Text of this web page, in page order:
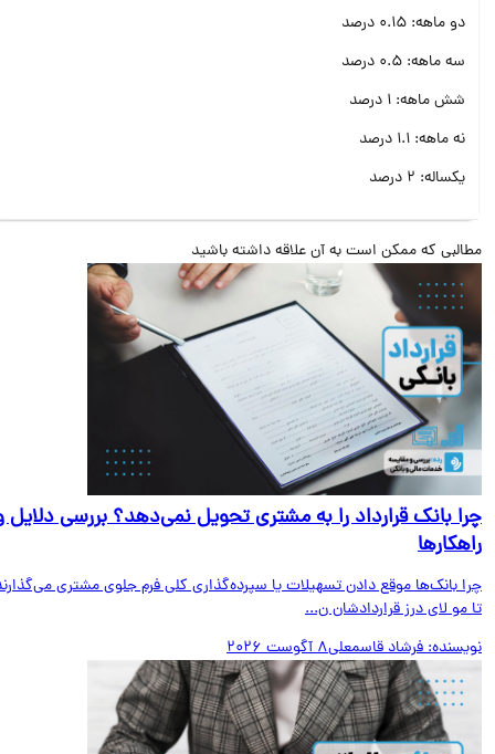
دو ماهه: 0.15 درصد
سه ماهه: 0.5 درصد
شش ماهه: 1 درصد
نه ماهه: 1.1 درصد
یکساله: 2 درصد
که ممکن است به آن علاقه داشته باشید
بانک قرارداد را به مشتری تحویل نمی‌دهد؟ بررسی دلایل و
بانک‌ها موقع دادن تسهیلات یا سپرده‌گذاری کلی فرم جلوی مشتری می‌گذارند
مو لای درز قراردادشان ن...
فرشاد قاسمعلی8 آگوست 2026